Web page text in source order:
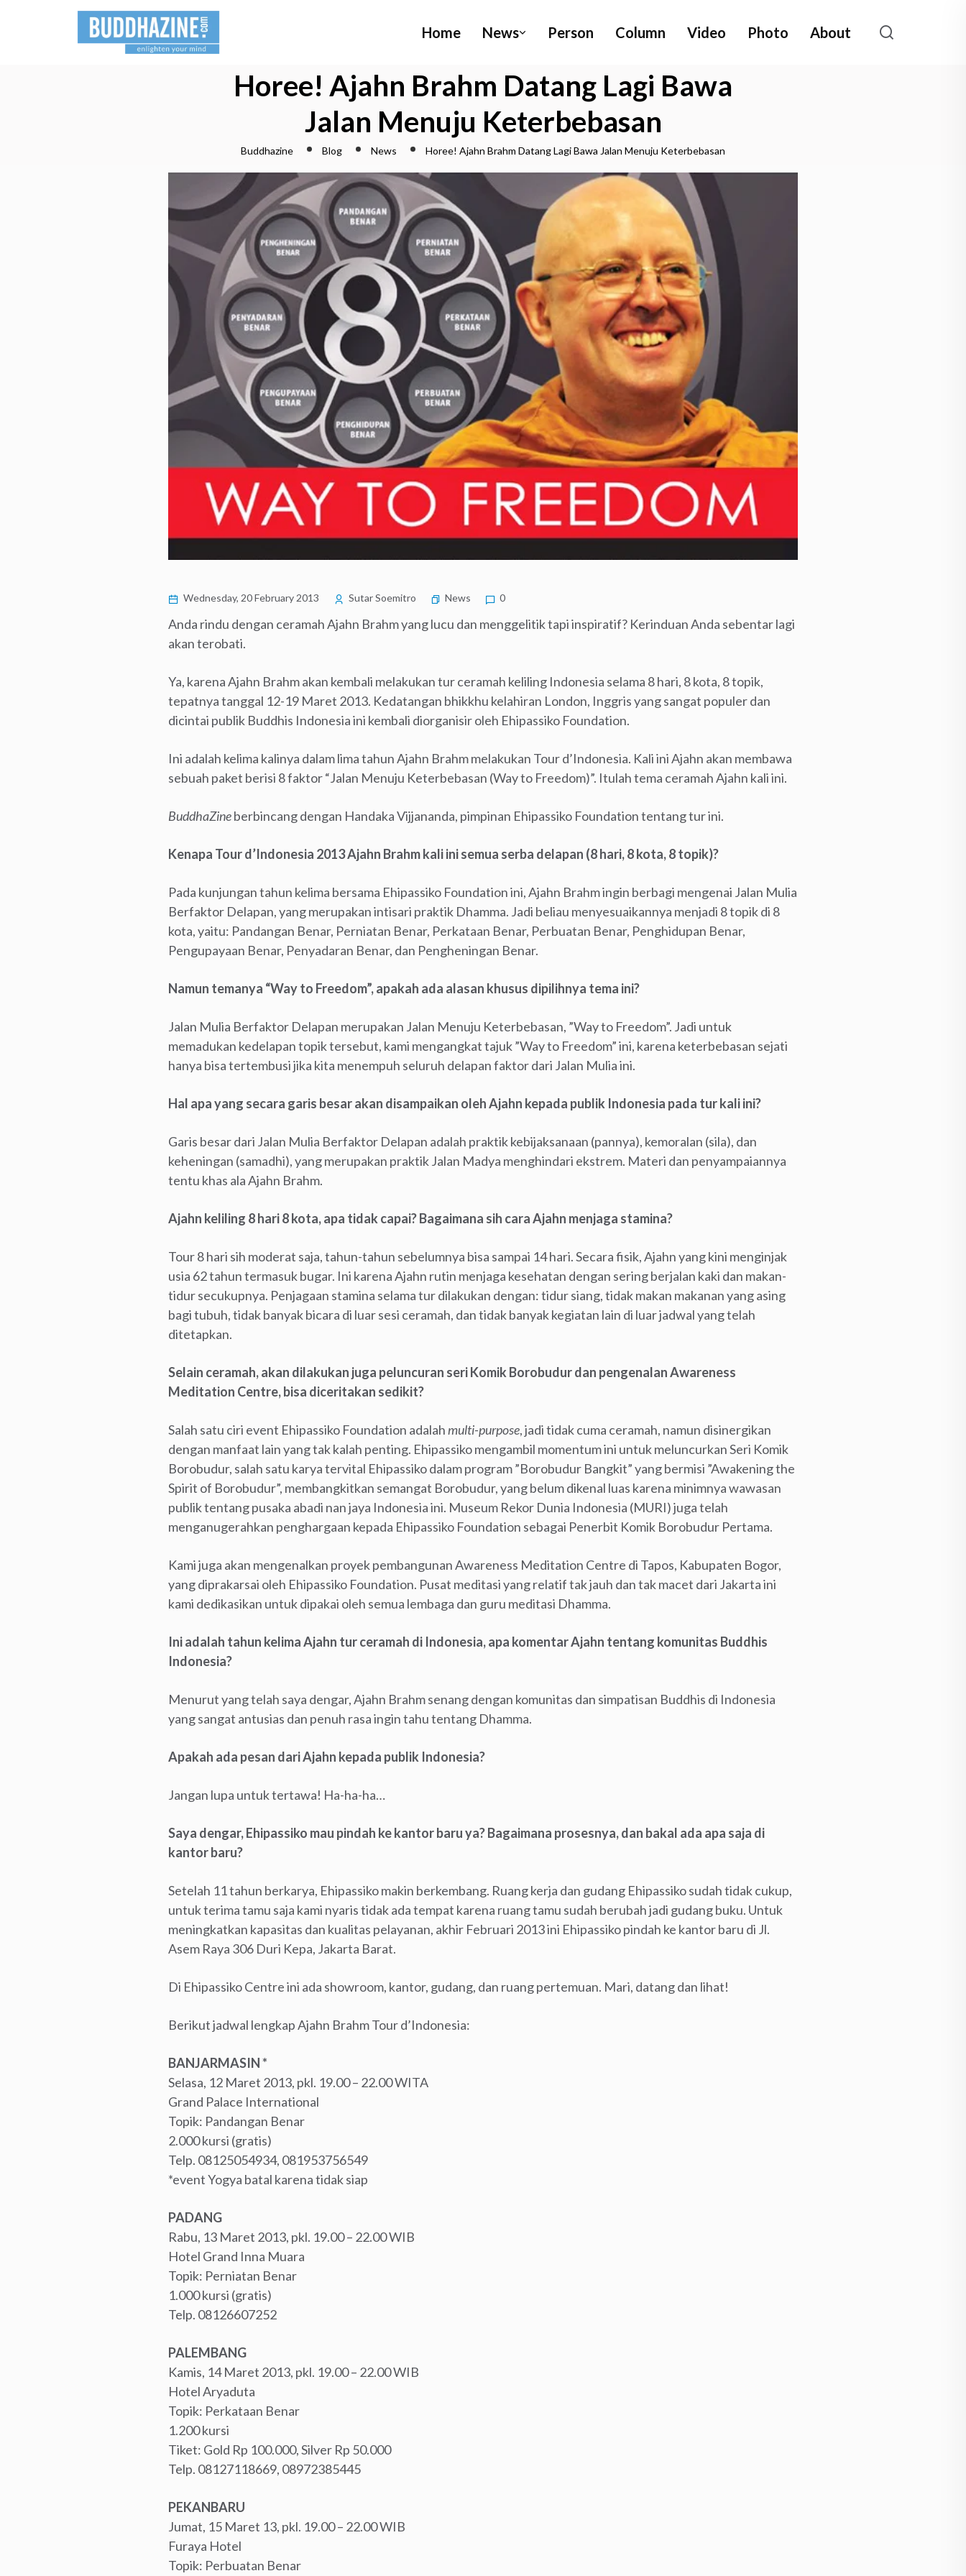
Home News Person Column Video Photo About
Horee! Ajahn Brahm Datang Lagi Bawa
Jalan Menuju Keterbebasan
Buddhazine Blog News Horee! Ajahn Brahm Datang Lagi Bawa Jalan Menuju Keterbebasan
Wednesday, 20 February 2013 Sutar Soemitro News 0
Anda rindu dengan ceramah Ajahn Brahm yang lucu dan menggelitik tapi inspiratif? Kerinduan Anda sebentar lagi
akan terobati.
Ya, karena Ajahn Brahm akan kembali melakukan tur ceramah keliling Indonesia selama 8 hari, 8 kota, 8 topik,
tepatnya tanggal 12-19 Maret 2013. Kedatangan bhikkhu kelahiran London, Inggris yang sangat populer dan
dicintai publik Buddhis Indonesia ini kembali diorganisir oleh Ehipassiko Foundation.
Ini adalah kelima kalinya dalam lima tahun Ajahn Brahm melakukan Tour d’Indonesia. Kali ini Ajahn akan membawa
sebuah paket berisi 8 faktor “Jalan Menuju Keterbebasan (Way to Freedom)”. Itulah tema ceramah Ajahn kali ini.
BuddhaZineberbincang dengan Handaka Vijjananda, pimpinan Ehipassiko Foundation tentang tur ini.
Kenapa Tour d’Indonesia 2013 Ajahn Brahm kali ini semua serba delapan (8 hari, 8 kota, 8 topik)?
Pada kunjungan tahun kelima bersama Ehipassiko Foundation ini, Ajahn Brahm ingin berbagi mengenai Jalan Mulia
Berfaktor Delapan, yang merupakan intisari praktik Dhamma. Jadi beliau menyesuaikannya menjadi 8 topik di 8
kota, yaitu: Pandangan Benar, Perniatan Benar, Perkataan Benar, Perbuatan Benar, Penghidupan Benar,
Pengupayaan Benar, Penyadaran Benar, dan Pengheningan Benar.
Namun temanya “Way to Freedom”, apakah ada alasan khusus dipilihnya tema ini?
Jalan Mulia Berfaktor Delapan merupakan Jalan Menuju Keterbebasan, ”Way to Freedom”. Jadi untuk
memadukan kedelapan topik tersebut, kami mengangkat tajuk ”Way to Freedom” ini, karena keterbebasan sejati
hanya bisa tertembusi jika kita menempuh seluruh delapan faktor dari Jalan Mulia ini.
Hal apa yang secara garis besar akan disampaikan oleh Ajahn kepada publik Indonesia pada tur kali ini?
Garis besar dari Jalan Mulia Berfaktor Delapan adalah praktik kebijaksanaan (pannya), kemoralan (sila), dan
keheningan (samadhi), yang merupakan praktik Jalan Madya menghindari ekstrem. Materi dan penyampaiannya
tentu khas ala Ajahn Brahm.
Ajahn keliling 8 hari 8 kota, apa tidak capai? Bagaimana sih cara Ajahn menjaga stamina?
Tour 8 hari sih moderat saja, tahun-tahun sebelumnya bisa sampai 14 hari. Secara fisik, Ajahn yang kini menginjak
usia 62 tahun termasuk bugar. Ini karena Ajahn rutin menjaga kesehatan dengan sering berjalan kaki dan makan-
tidur secukupnya. Penjagaan stamina selama tur dilakukan dengan: tidur siang, tidak makan makanan yang asing
bagi tubuh, tidak banyak bicara di luar sesi ceramah, dan tidak banyak kegiatan lain di luar jadwal yang telah
ditetapkan.
Selain ceramah, akan dilakukan juga peluncuran seri Komik Borobudur dan pengenalan Awareness
Meditation Centre, bisa diceritakan sedikit?
Salah satu ciri event Ehipassiko Foundation adalahmulti-purpose, jadi tidak cuma ceramah, namun disinergikan
dengan manfaat lain yang tak kalah penting. Ehipassiko mengambil momentum ini untuk meluncurkan Seri Komik
Borobudur, salah satu karya tervital Ehipassiko dalam program ”Borobudur Bangkit” yang bermisi ”Awakening the
Spirit of Borobudur”, membangkitkan semangat Borobudur, yang belum dikenal luas karena minimnya wawasan
publik tentang pusaka abadi nan jaya Indonesia ini. Museum Rekor Dunia Indonesia (MURI) juga telah
menganugerahkan penghargaan kepada Ehipassiko Foundation sebagai Penerbit Komik Borobudur Pertama.
Kami juga akan mengenalkan proyek pembangunan Awareness Meditation Centre di Tapos, Kabupaten Bogor,
yang diprakarsai oleh Ehipassiko Foundation. Pusat meditasi yang relatif tak jauh dan tak macet dari Jakarta ini
kami dedikasikan untuk dipakai oleh semua lembaga dan guru meditasi Dhamma.
Ini adalah tahun kelima Ajahn tur ceramah di Indonesia, apa komentar Ajahn tentang komunitas Buddhis
Indonesia?
Menurut yang telah saya dengar, Ajahn Brahm senang dengan komunitas dan simpatisan Buddhis di Indonesia
yang sangat antusias dan penuh rasa ingin tahu tentang Dhamma.
Apakah ada pesan dari Ajahn kepada publik Indonesia?
Jangan lupa untuk tertawa! Ha-ha-ha…
Saya dengar, Ehipassiko mau pindah ke kantor baru ya? Bagaimana prosesnya, dan bakal ada apa saja di
kantor baru?
Setelah 11 tahun berkarya, Ehipassiko makin berkembang. Ruang kerja dan gudang Ehipassiko sudah tidak cukup,
untuk terima tamu saja kami nyaris tidak ada tempat karena ruang tamu sudah berubah jadi gudang buku. Untuk
meningkatkan kapasitas dan kualitas pelayanan, akhir Februari 2013 ini Ehipassiko pindah ke kantor baru di Jl.
Asem Raya 306 Duri Kepa, Jakarta Barat.
Di Ehipassiko Centre ini ada showroom, kantor, gudang, dan ruang pertemuan. Mari, datang dan lihat!
Berikut jadwal lengkap Ajahn Brahm Tour d’Indonesia:
BANJARMASIN *
Selasa, 12 Maret 2013, pkl. 19.00 – 22.00 WITA
Grand Palace International
Topik: Pandangan Benar
2.000 kursi (gratis)
Telp. 08125054934, 081953756549
*event Yogya batal karena tidak siap
PADANG
Rabu, 13 Maret 2013, pkl. 19.00 – 22.00 WIB
Hotel Grand Inna Muara
Topik: Perniatan Benar
1.000 kursi (gratis)
Telp. 08126607252
PALEMBANG
Kamis, 14 Maret 2013, pkl. 19.00 – 22.00 WIB
Hotel Aryaduta
Topik: Perkataan Benar
1.200 kursi
Tiket: Gold Rp 100.000, Silver Rp 50.000
Telp. 08127118669, 08972385445
PEKANBARU
Jumat, 15 Maret 13, pkl. 19.00 – 22.00 WIB
Furaya Hotel
Topik: Perbuatan Benar